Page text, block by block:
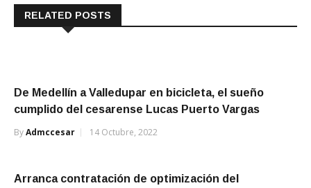
RELATED POSTS
De Medellín a Valledupar en bicicleta, el sueño
cumplido del cesarense Lucas Puerto Vargas
ByAdmccesar 14 Octubre, 2022
Arranca contratación de optimización del